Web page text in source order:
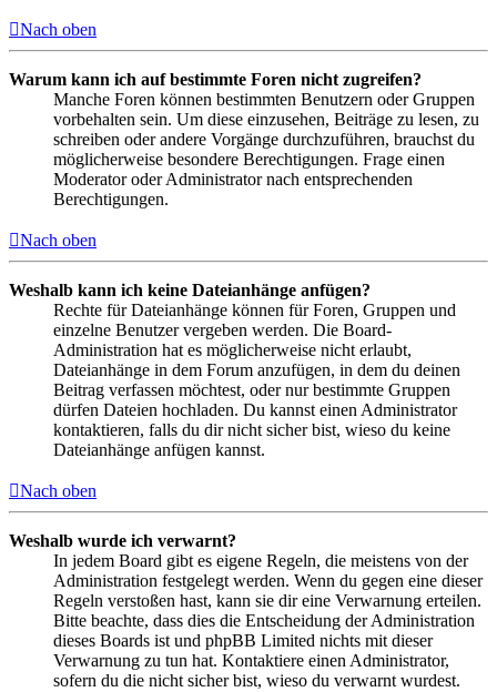
Nach oben
Warum kann ich auf bestimmte Foren nicht zugreifen?
Manche Foren können bestimmten Benutzern oder Gruppen
vorbehalten sein. Um diese einzusehen, Beiträge zu lesen, zu
schreiben oder andere Vorgänge durchzuführen, brauchst du
möglicherweise besondere Berechtigungen. Frage einen
Moderator oder Administrator nach entsprechenden
Berechtigungen.
Nach oben
Weshalb kann ich keine Dateianhänge anfügen?
Rechte für Dateianhänge können für Foren, Gruppen und
einzelne Benutzer vergeben werden. Die Board-
Administration hat es möglicherweise nicht erlaubt,
Dateianhänge in dem Forum anzufügen, in dem du deinen
Beitrag verfassen möchtest, oder nur bestimmte Gruppen
dürfen Dateien hochladen. Du kannst einen Administrator
kontaktieren, falls du dir nicht sicher bist, wieso du keine
Dateianhänge anfügen kannst.
Nach oben
Weshalb wurde ich verwarnt?
In jedem Board gibt es eigene Regeln, die meistens von der
Administration festgelegt werden. Wenn du gegen eine dieser
Regeln verstoßen hast, kann sie dir eine Verwarnung erteilen.
Bitte beachte, dass dies die Entscheidung der Administration
dieses Boards ist und phpBB Limited nichts mit dieser
Verwarnung zu tun hat. Kontaktiere einen Administrator,
sofern du die nicht sicher bist, wieso du verwarnt wurdest.